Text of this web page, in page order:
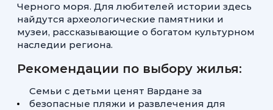
Черного моря. Для любителей истории здесь
найдутся археологические памятники и
музеи, рассказывающие о богатом культурном
наследии региона.
Рекомендации по выбору жилья:
Семьи с детьми ценят Вардане за
безопасные пляжи и развлечения для